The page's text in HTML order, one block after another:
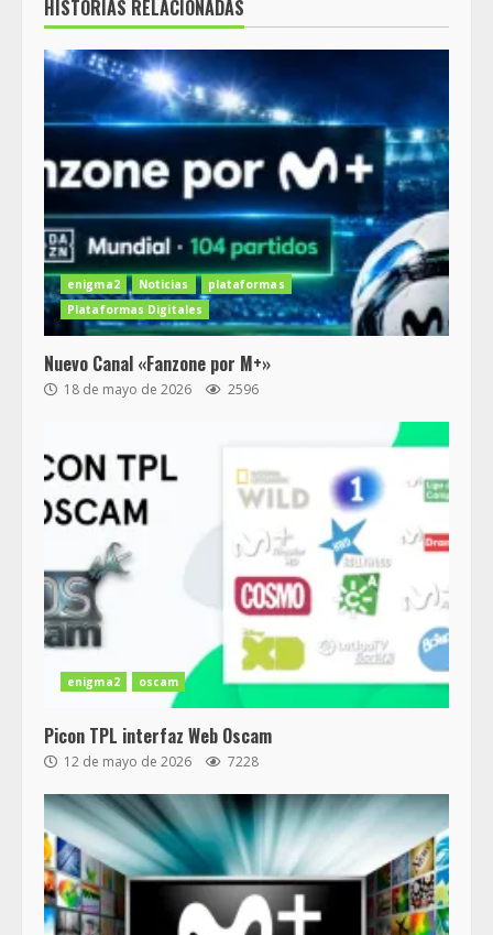
HISTORIAS RELACIONADAS
enigma2 Noticias
plataformas
Plataformas Digitales
Nuevo Canal «Fanzone por M+»
18 de mayo de 2026 2596
enigma2 oscam
Picon TPL interfaz Web Oscam
12 de mayo de 2026 7228